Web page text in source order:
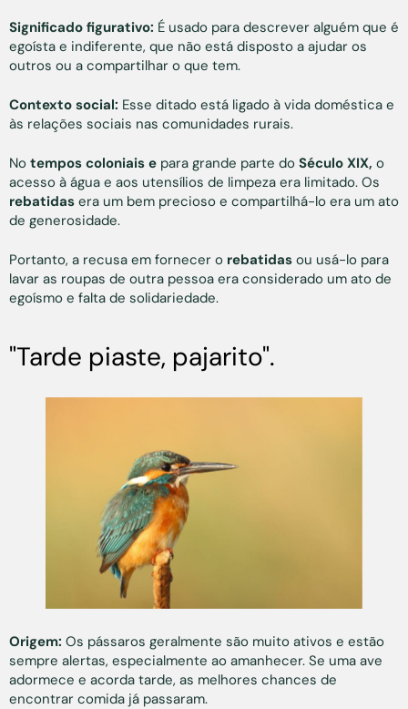
Significado figurativo: É usado para descrever alguém que é
egoísta e indiferente, que não está disposto a ajudar os
outros ou a compartilhar o que tem.
Contexto social: Esse ditado está ligado à vida doméstica e
às relações sociais nas comunidades rurais.
No tempos coloniais e para grande parte do Século XIX, o
acesso à água e aos utensílios de limpeza era limitado. Os
rebatidas era um bem precioso e compartilhá-lo era um ato
de generosidade.
Portanto, a recusa em fornecer o rebatidas ou usá-lo para
lavar as roupas de outra pessoa era considerado um ato de
egoísmo e falta de solidariedade.
"Tarde piaste, pajarito".
Origem: Os pássaros geralmente são muito ativos e estão
sempre alertas, especialmente ao amanhecer. Se uma ave
adormece e acorda tarde, as melhores chances de
encontrar comida já passaram.